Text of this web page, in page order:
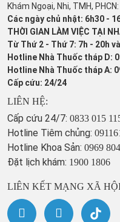
Khám Ngoại, Nhi, TMH,
Các ngày chủ nhật: 6h30 -
THỜI GIAN LÀM VIỆC TẠI
Từ Thứ 2 - Thứ 7: 7h - 20h
Hotline Nhà Thuốc tháp D:
Hotline Nhà Thuốc tháp A:
Cấp cứu: 24/24
LIÊN HỆ:
Cấp cứu 24/7: 0833 015
Hotline Tiêm chủng:
Hotline Khoa Sản: 0969
Đặt lịch khám: 1900 1806
LIÊN KẾT MẠNG XÃ